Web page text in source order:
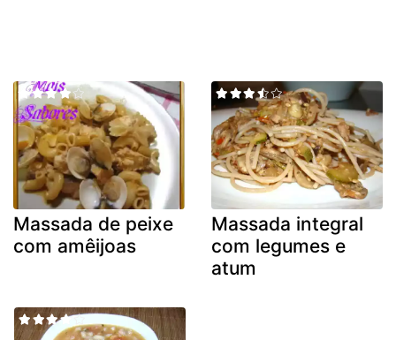
Massada de peixe
com amêijoas
Massada integral
com legumes e
atum